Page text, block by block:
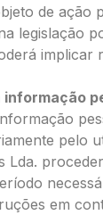
Flores
de ação
legislação
implicar
informação
pelo
Lda.
em